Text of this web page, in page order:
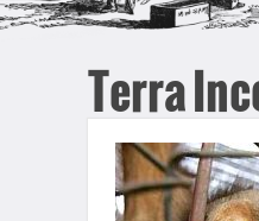
Terra